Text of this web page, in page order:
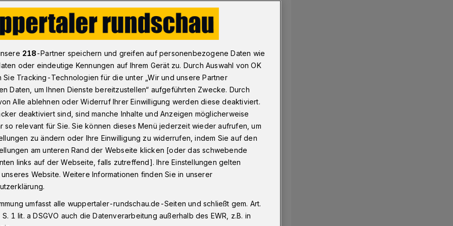
an Historischer Stadthalle Wuppertal
an der
an der Historischen Stadthalle,
werden muss, laufen: Am Mittwoch
Hilfe einer Drohne das Dach besichtigt.
218-Partner speichern und greifen auf personenbezogene Daten wie
oder eindeutige Kennungen auf Ihrem Gerät zu. Durch Auswahl von OK
Sie Tracking-Technologien für die unter „Wir und unsere Partner
Daten, um Ihnen Dienste bereitzustellen“ aufgeführten Zwecke. Durch
Alle ablehnen oder Widerruf Ihrer Einwilligung werden diese deaktiviert.
deaktiviert sind, sind manche Inhalte und Anzeigen möglicherweise
so relevant für Sie. Sie können dieses Menü jederzeit wieder aufrufen, um
zu ändern oder Ihre Einwilligung zu widerrufen, indem Sie auf den
am unteren Rand der Webseite klicken [oder das schwebende
links auf der Webseite, falls zutreffend]. Ihre Einstellungen gelten
Website. Weitere Informationen finden Sie in unserer
umfasst alle wuppertaler-rundschau.de-Seiten und schließt gem. Art.
1 lit. a DSGVO auch die Datenverarbeitung außerhalb des EWR, z.B. in